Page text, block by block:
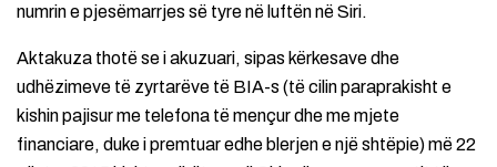
numrin e pjesëmarrjes së tyre në luftën në Siri.
Aktakuza thotë se i akuzuari, sipas kërkesave dhe
udhëzimeve të zyrtarëve të BIA-s (të cilin paraprakisht e
kishin pajisur me telefona të mençur dhe me mjete
financiare, duke i premtuar edhe blerjen e një shtëpie) më 22